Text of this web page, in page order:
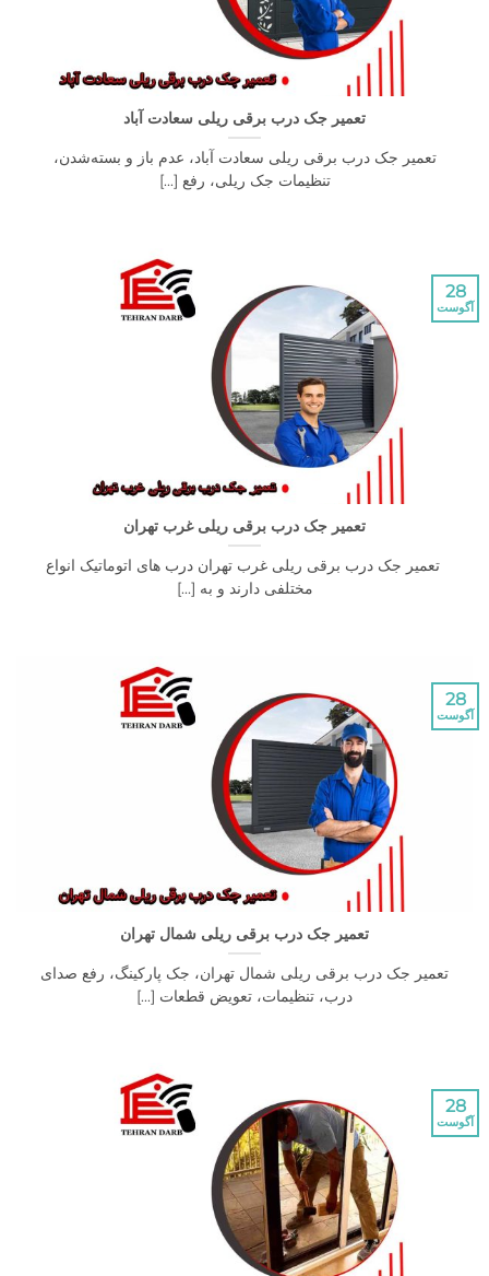
تعمیر جک درب برقی ریلی سعادت آباد
جک درب برقی ریلی سعادت آباد، عدم باز و بسته‌شدن،
تنظیمات جک ریلی، رفع [...]
تعمیر جک درب برقی ریلی غرب تهران
جک درب برقی ریلی غرب تهران درب های اتوماتیک انواع
مختلفی دارند و به [...]
تعمیر جک درب برقی ریلی شمال تهران
جک درب برقی ریلی شمال تهران، جک پارکینگ، رفع صدای
درب، تنظیمات، تعویض قطعات [...]